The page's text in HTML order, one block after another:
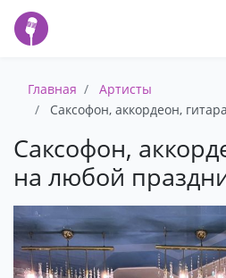
Главная
Артисты
Саксофон, аккордеон,
Саксофон,
на любой